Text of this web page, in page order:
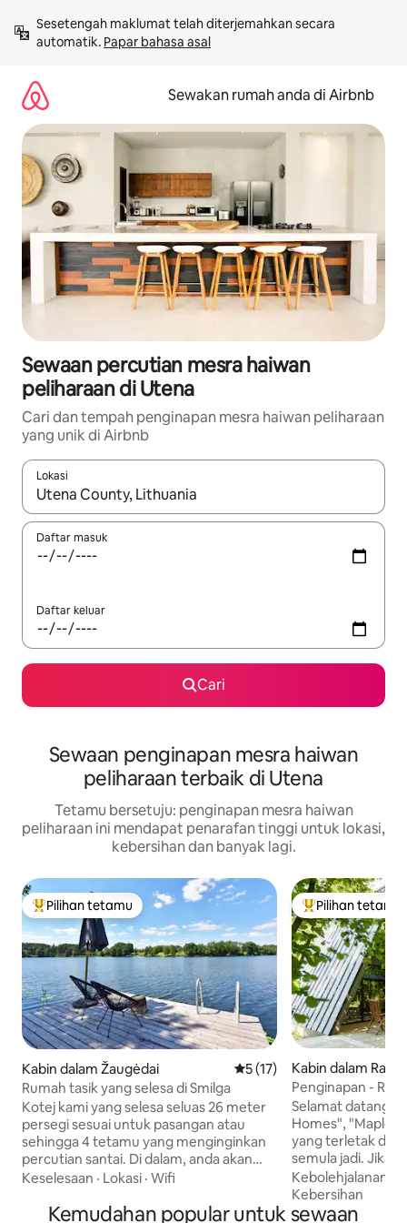
kandungan
Sesetengah maklumat telah diterjemahkan secara
automatik. Papar bahasa asal
Sewakan rumah anda di Airbnb
Sewaan percutian mesra haiwan
peliharaan di Utena
Cari dan tempah penginapan mesra haiwan peliharaan
yang unik di Airbnb
Lokasi
Apabila hasil tersedia, navigasi dengan kekunci anak panah
Daftar masuk
Daftar keluar
Cari
Sewaan penginapan mesra haiwan
peliharaan terbaik di Utena
Tetamu bersetuju: penginapan mesra haiwan
peliharaan ini mendapat penarafan tinggi untuk lokasi,
kebersihan dan banyak lagi.
Pilihan utama tetamu
Pilihan tetamu
Kabin dalam Žaugėdai Penarafan purata 5
5 (17)
Rumah tasik yang selesa di Smilga
Kotej kami yang selesa seluas 26 meter
persegi sesuai untuk pasangan atau
sehingga 4 tetamu yang menginginkan
percutian santai. Di dalam, anda akan
menemui dapur kecil, ruang makan, katil
mandi dengan pancuran mandi.
Keselesaan · Lokasi · Wifi
Pilihan utama
Pilihan tetamu
Kabin dalam
Penginapan -
Maple
Selamat datang
Homes",
yang terletak di
semula jadi. Jika
melarikan diri
dan meluangkan
semula jadi
Kebolehjalanan
Kebersihan
Kemudahan popular untuk sewaan